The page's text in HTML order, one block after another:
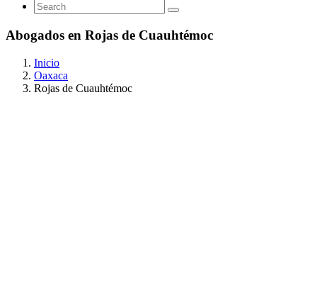
Abogados en Rojas de Cuauhtémoc
Inicio
Oaxaca
Rojas de Cuauhtémoc